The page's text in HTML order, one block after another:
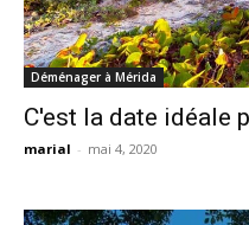
Déménager à Mérida
C'est la date idéale
marial - mai 4, 2020